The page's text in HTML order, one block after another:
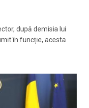
după demisia lui
în funcție, acesta